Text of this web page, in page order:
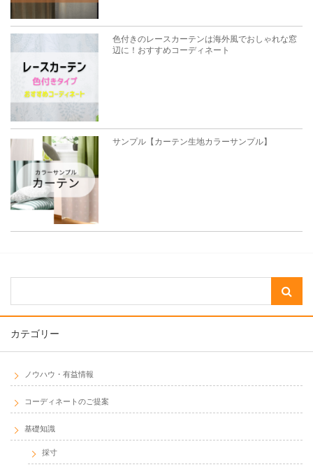
色付きのレースカーテンは海外風でおしゃれな窓
辺に！おすすめコーディネート
サンプル【カーテン生地カラーサンプル】
カテゴリー
ノウハウ・有益情報
コーディネートのご提案
基礎知識
採寸